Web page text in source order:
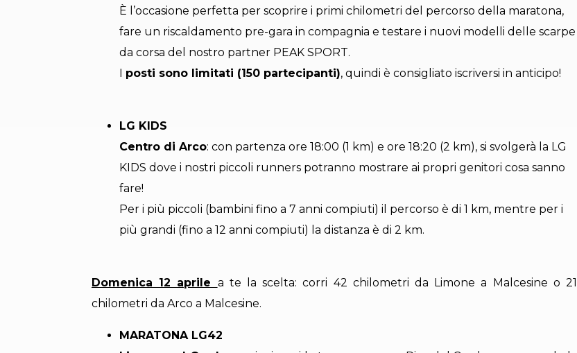
È l’occasione perfetta per scoprire i primi chilometri del percorso della maratona,
fare un riscaldamento pre-gara in compagnia e testare i nuovi modelli delle scarpe
da corsa del nostro partner PEAK SPORT.
I posti sono limitati (150 partecipanti), quindi è consigliato iscriversi in anticipo!
LG KIDS
Centro di Arco: con partenza ore 18:00 (1 km) e ore 18:20 (2 km), si svolgerà la LG
KIDS dove i nostri piccoli runners potranno mostrare ai propri genitori cosa sanno
fare!
Per i più piccoli (bambini fino a 7 anni compiuti) il percorso è di 1 km, mentre per i
più grandi (fino a 12 anni compiuti) la distanza è di 2 km.
Domenica 12 aprile a te la scelta: corri 42 chilometri da Limone a Malcesine o 21
chilometri da Arco a Malcesine.
MARATONA LG42